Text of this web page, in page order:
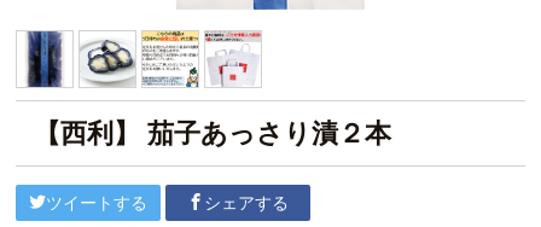
【西利】 茄子あっさり漬２本
ツイートする シェアする